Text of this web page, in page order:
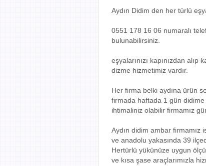
Aydın Didim den her türlü
0551 178 16 06 numaralı
bulunabilirsiniz.
eşyalarınızı kapınızdan
dizme hizmetimiz vardır.
Her firma belki aydına ürün
firmada haftada 1 gün
ihtimaliniz olabilir firmamız
Aydın didim ambar firmamız
ve anadolu yakasında 39
Hertürlü yükünüze uygun
ve kısa şase araçlarımızla